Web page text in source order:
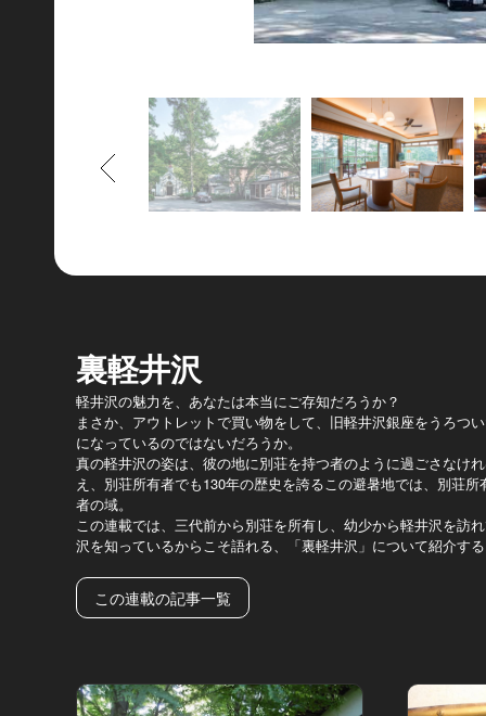
もどる
裏軽井沢
軽井沢の魅力を、あなたは本当にご存知だろうか？
まさか、アウトレットで買い物をして、旧軽井沢銀座をうろつ
になっているのではないだろうか。
真の軽井沢の姿は、彼の地に別荘を持つ者のように過ごさなけ
え、別荘所有者でも130年の歴史を誇るこの避暑地では、別荘
者の域。
この連載では、三代前から別荘を所有し、幼少から軽井沢を訪
沢を知っているからこそ語れる、「裏軽井沢」について紹介す
この連載の記事一覧